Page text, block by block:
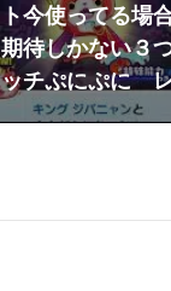
ト今使ってる場
期待しかない３
ッチぷにぷに